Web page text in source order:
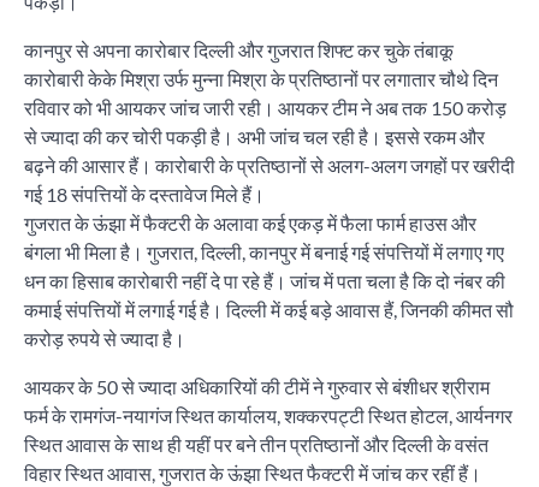
कानपुर से अपना कारोबार दिल्ली और गुजरात शिफ्ट कर चुके तंबाकू
कारोबारी केके मिश्रा उर्फ मुन्ना मिश्रा के प्रतिष्ठानों पर लगातार चौथे दिन
रविवार को भी आयकर जांच जारी रही। आयकर टीम ने अब तक 150 करोड़
से ज्यादा की कर चोरी पकड़ी है। अभी जांच चल रही है। इससे रकम और
बढ़ने की आसार हैं। कारोबारी के प्रतिष्ठानों से अलग-अलग जगहों पर खरीदी
गई 18 संपत्तियों के दस्तावेज मिले हैं।
गुजरात के ऊंझा में फैक्टरी के अलावा कई एकड़ में फैला फार्म हाउस और
बंगला भी मिला है। गुजरात, दिल्ली, कानपुर में बनाई गई संपत्तियों में लगाए गए
धन का हिसाब कारोबारी नहीं दे पा रहे हैं। जांच में पता चला है कि दो नंबर की
कमाई संपत्तियों में लगाई गई है। दिल्ली में कई बड़े आवास हैं, जिनकी कीमत सौ
करोड़ रुपये से ज्यादा है।
आयकर के 50 से ज्यादा अधिकारियों की टीमें ने गुरुवार से बंशीधर श्रीराम
फर्म के रामगंज-नयागंज स्थित कार्यालय, शक्करपट्टी स्थित होटल, आर्यनगर
स्थित आवास के साथ ही यहीं पर बने तीन प्रतिष्ठानों और दिल्ली के वसंत
विहार स्थित आवास, गुजरात के ऊंझा स्थित फैक्टरी में जांच कर रहीं हैं।